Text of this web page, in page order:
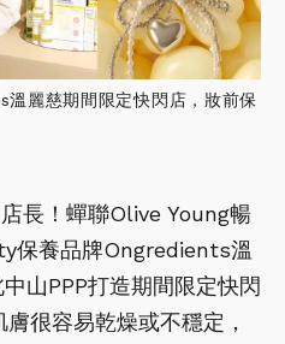
麗慈期間限定快閃店，妝前保
長！蟬聯Olive Young暢
保養品牌Ongredients溫
山PPP打造期間限定快閃
很容易乾燥或不穩定，